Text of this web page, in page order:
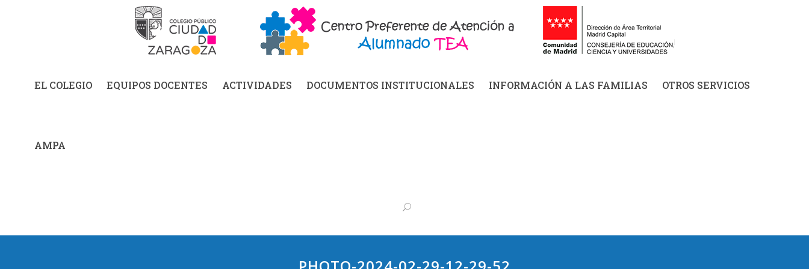
EL COLEGIO EQUIPOS DOCENTES ACTIVIDADES DOCUMENTOS INSTITUCIONALES INFORMACIÓN A LAS FAMILIAS OTROS SERVICIOS
AMPA